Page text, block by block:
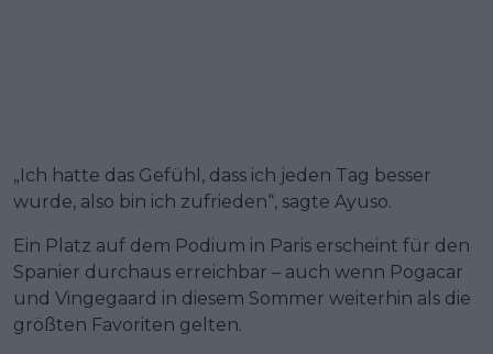
„Ich hatte das Gefühl, dass ich jeden Tag besser
wurde, also bin ich zufrieden“, sagte Ayuso.
Ein Platz auf dem Podium in Paris erscheint für den
Spanier durchaus erreichbar – auch wenn Pogacar
und Vingegaard in diesem Sommer weiterhin als die
größten Favoriten gelten.